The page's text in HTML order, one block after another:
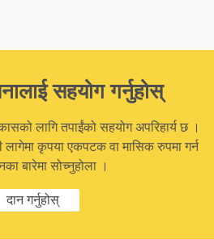
सहयोग गर्नुहोस्
लागि तपाईंको सहयोग अपरिहार्य छ ।
लागेमा कृपया एकपटक वा मासिक रुपमा गर्न
बारेमा सोच्नुहोला ।
दान गर्नुहोस्